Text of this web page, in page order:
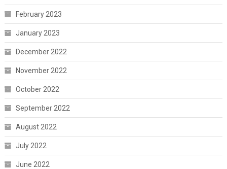
February 2023
January 2023
December 2022
November 2022
October 2022
September 2022
August 2022
July 2022
June 2022